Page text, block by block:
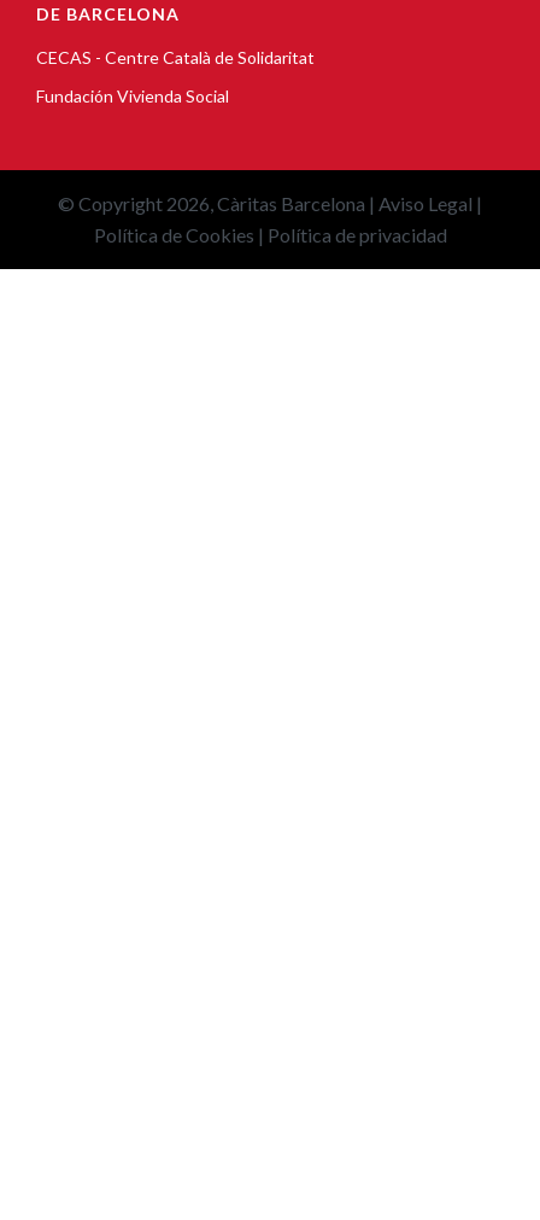
DE BARCELONA
CECAS - Centre Català de Solidaritat
Fundación Vivienda Social
© Copyright 2026, Càritas Barcelona | Aviso Legal |
Política de Cookies | Política de privacidad